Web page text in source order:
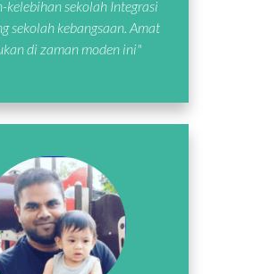
kelebihan sekolah Integrasi
sekolah kebangsaan. Amat
di zaman moden ini"